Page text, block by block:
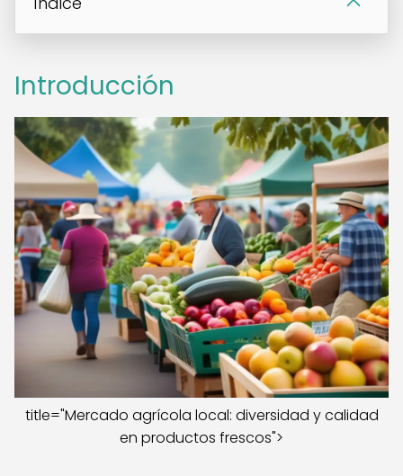
Introducción
title="Mercado agrícola local: diversidad y calidad
en productos frescos">